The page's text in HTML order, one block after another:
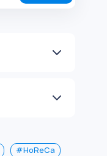
#HoReCa